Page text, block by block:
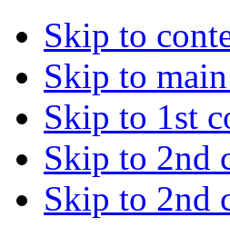
Skip to
Skip to
Skip to 1st
Skip to 2nd
Skip to 2nd